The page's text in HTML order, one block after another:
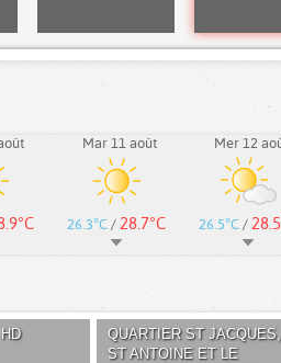
Mar 11 août
26.3°C / 28.7°C
Mer 12
26.5°C /
QUARTIER ST JACQUES,
ST ANTOINE ET LE